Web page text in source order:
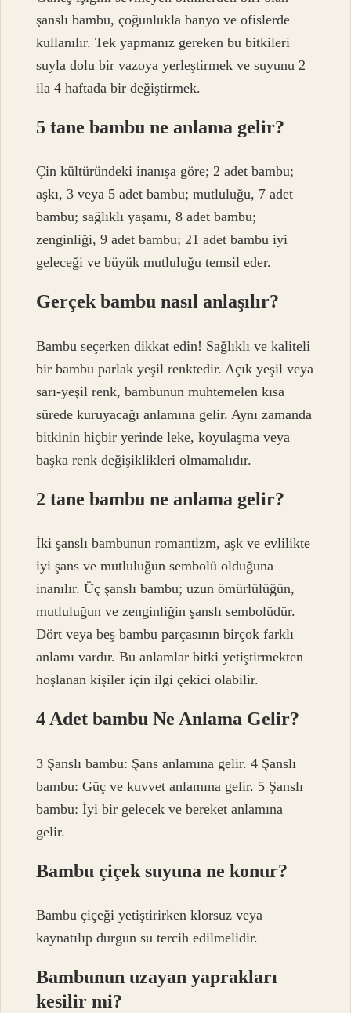
şanslı bambu, çoğunlukla banyo ve ofislerde
kullanılır. Tek yapmanız gereken bu bitkileri
suyla dolu bir vazoya yerleştirmek ve suyunu 2
ila 4 haftada bir değiştirmek.
5 tane bambu ne anlama gelir?
Çin kültüründeki inanışa göre; 2 adet bambu;
aşkı, 3 veya 5 adet bambu; mutluluğu, 7 adet
bambu; sağlıklı yaşamı, 8 adet bambu;
zenginliği, 9 adet bambu; 21 adet bambu iyi
geleceği ve büyük mutluluğu temsil eder.
Gerçek bambu nasıl anlaşılır?
Bambu seçerken dikkat edin! Sağlıklı ve kaliteli
bir bambu parlak yeşil renktedir. Açık yeşil veya
sarı-yeşil renk, bambunun muhtemelen kısa
sürede kuruyacağı anlamına gelir. Aynı zamanda
bitkinin hiçbir yerinde leke, koyulaşma veya
başka renk değişiklikleri olmamalıdır.
2 tane bambu ne anlama gelir?
İki şanslı bambunun romantizm, aşk ve evlilikte
iyi şans ve mutluluğun sembolü olduğuna
inanılır. Üç şanslı bambu; uzun ömürlülüğün,
mutluluğun ve zenginliğin şanslı sembolüdür.
Dört veya beş bambu parçasının birçok farklı
anlamı vardır. Bu anlamlar bitki yetiştirmekten
hoşlanan kişiler için ilgi çekici olabilir.
4 Adet bambu Ne Anlama Gelir?
3 Şanslı bambu: Şans anlamına gelir. 4 Şanslı
bambu: Güç ve kuvvet anlamına gelir. 5 Şanslı
bambu: İyi bir gelecek ve bereket anlamına
gelir.
Bambu çiçek suyuna ne konur?
Bambu çiçeği yetiştirirken klorsuz veya
kaynatılıp durgun su tercih edilmelidir.
Bambunun uzayan yaprakları
kesilir mi?